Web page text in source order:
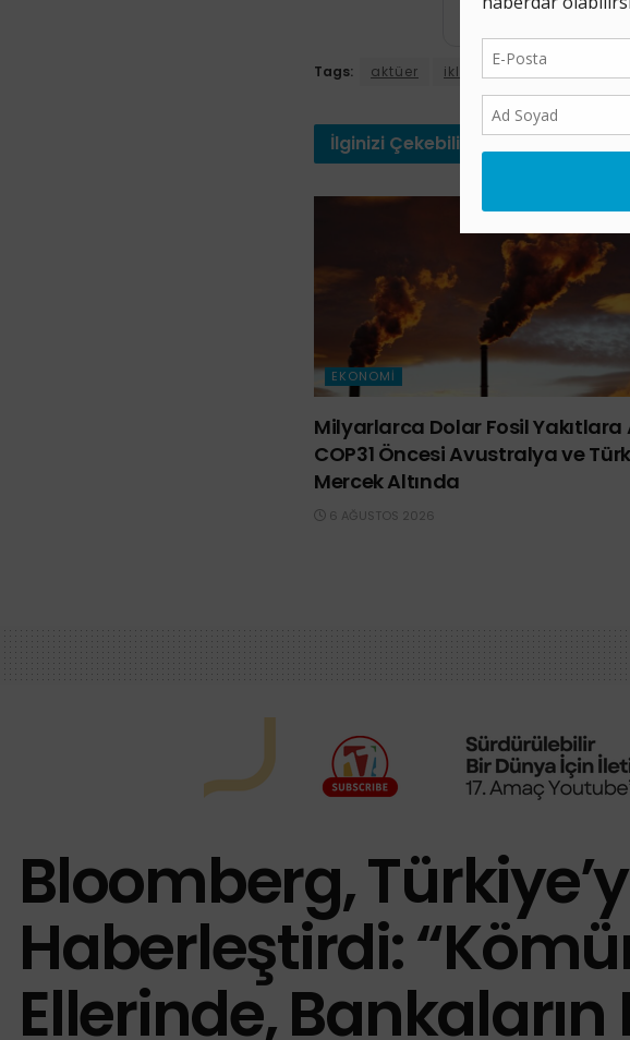
İklim Haber'i
Tags: aktüer iklim değişikliği
İlginizi Çekebilir
EKONOMI
Milyarlarca Dolar Fosil Yakıtlara
COP31 Öncesi Avustralya ve
Mercek Altında
6 AĞUSTOS 2026
Bloomberg,
Haberleştirdi:
Ellerinde, Bankaların